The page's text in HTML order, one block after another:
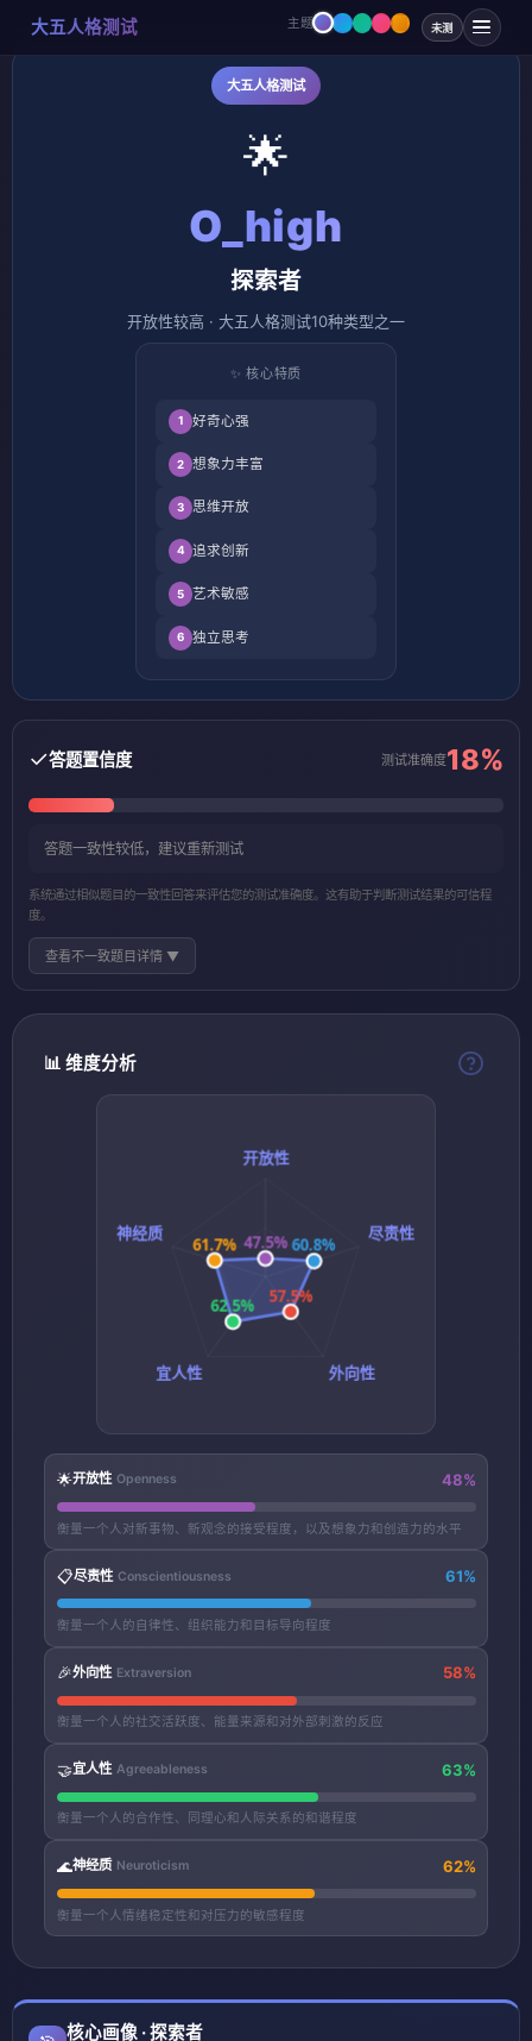
大五人格测试 主题 未测
大五人格测试
🌟
O_high
探索者
开放性较高 · 大五人格测试10种类型之一
✨ 核心特质
1 好奇心强
2 想象力丰富
3 思维开放
4 追求创新
5 艺术敏感
6 独立思考
✓答题置信度 测试准确度18%
答题一致性较低，建议重新测试
系统通过相似题目的一致性回答来评估您的测试准确度。这有助于判断测试结果的可信程
度。
查看不一致题目详情 ▼
📊 维度分析
🌟开放性 Openness 48%
衡量一个人对新事物、新观念的接受程度，以及想象力和创造力的水平
📋尽责性 Conscientiousness 61%
衡量一个人的自律性、组织能力和目标导向程度
🎉外向性 Extraversion 58%
衡量一个人的社交活跃度、能量来源和对外部刺激的反应
🤝宜人性 Agreeableness 63%
衡量一个人的合作性、同理心和人际关系的和谐程度
🌊神经质 Neuroticism 62%
衡量一个人情绪稳定性和对压力的敏感程度
核心画像 · 探索者